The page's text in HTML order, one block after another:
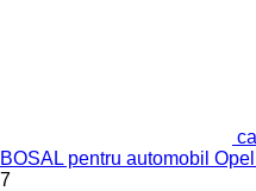
BOSAL pentru automobil
7